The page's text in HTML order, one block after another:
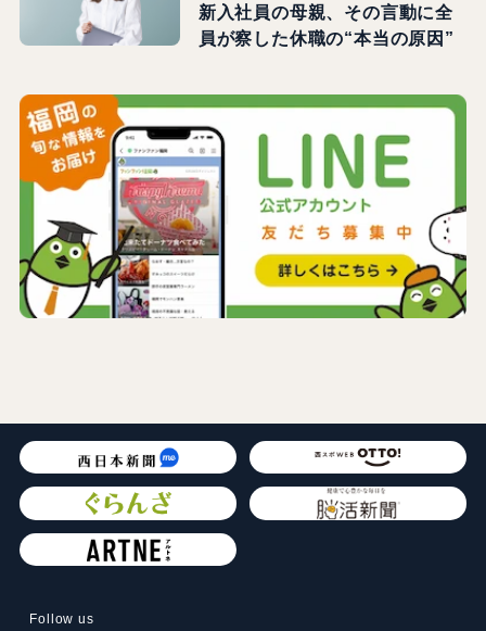
新入社員の母親、その言動に全
員が察した休職の“本当の原因”
Follow us